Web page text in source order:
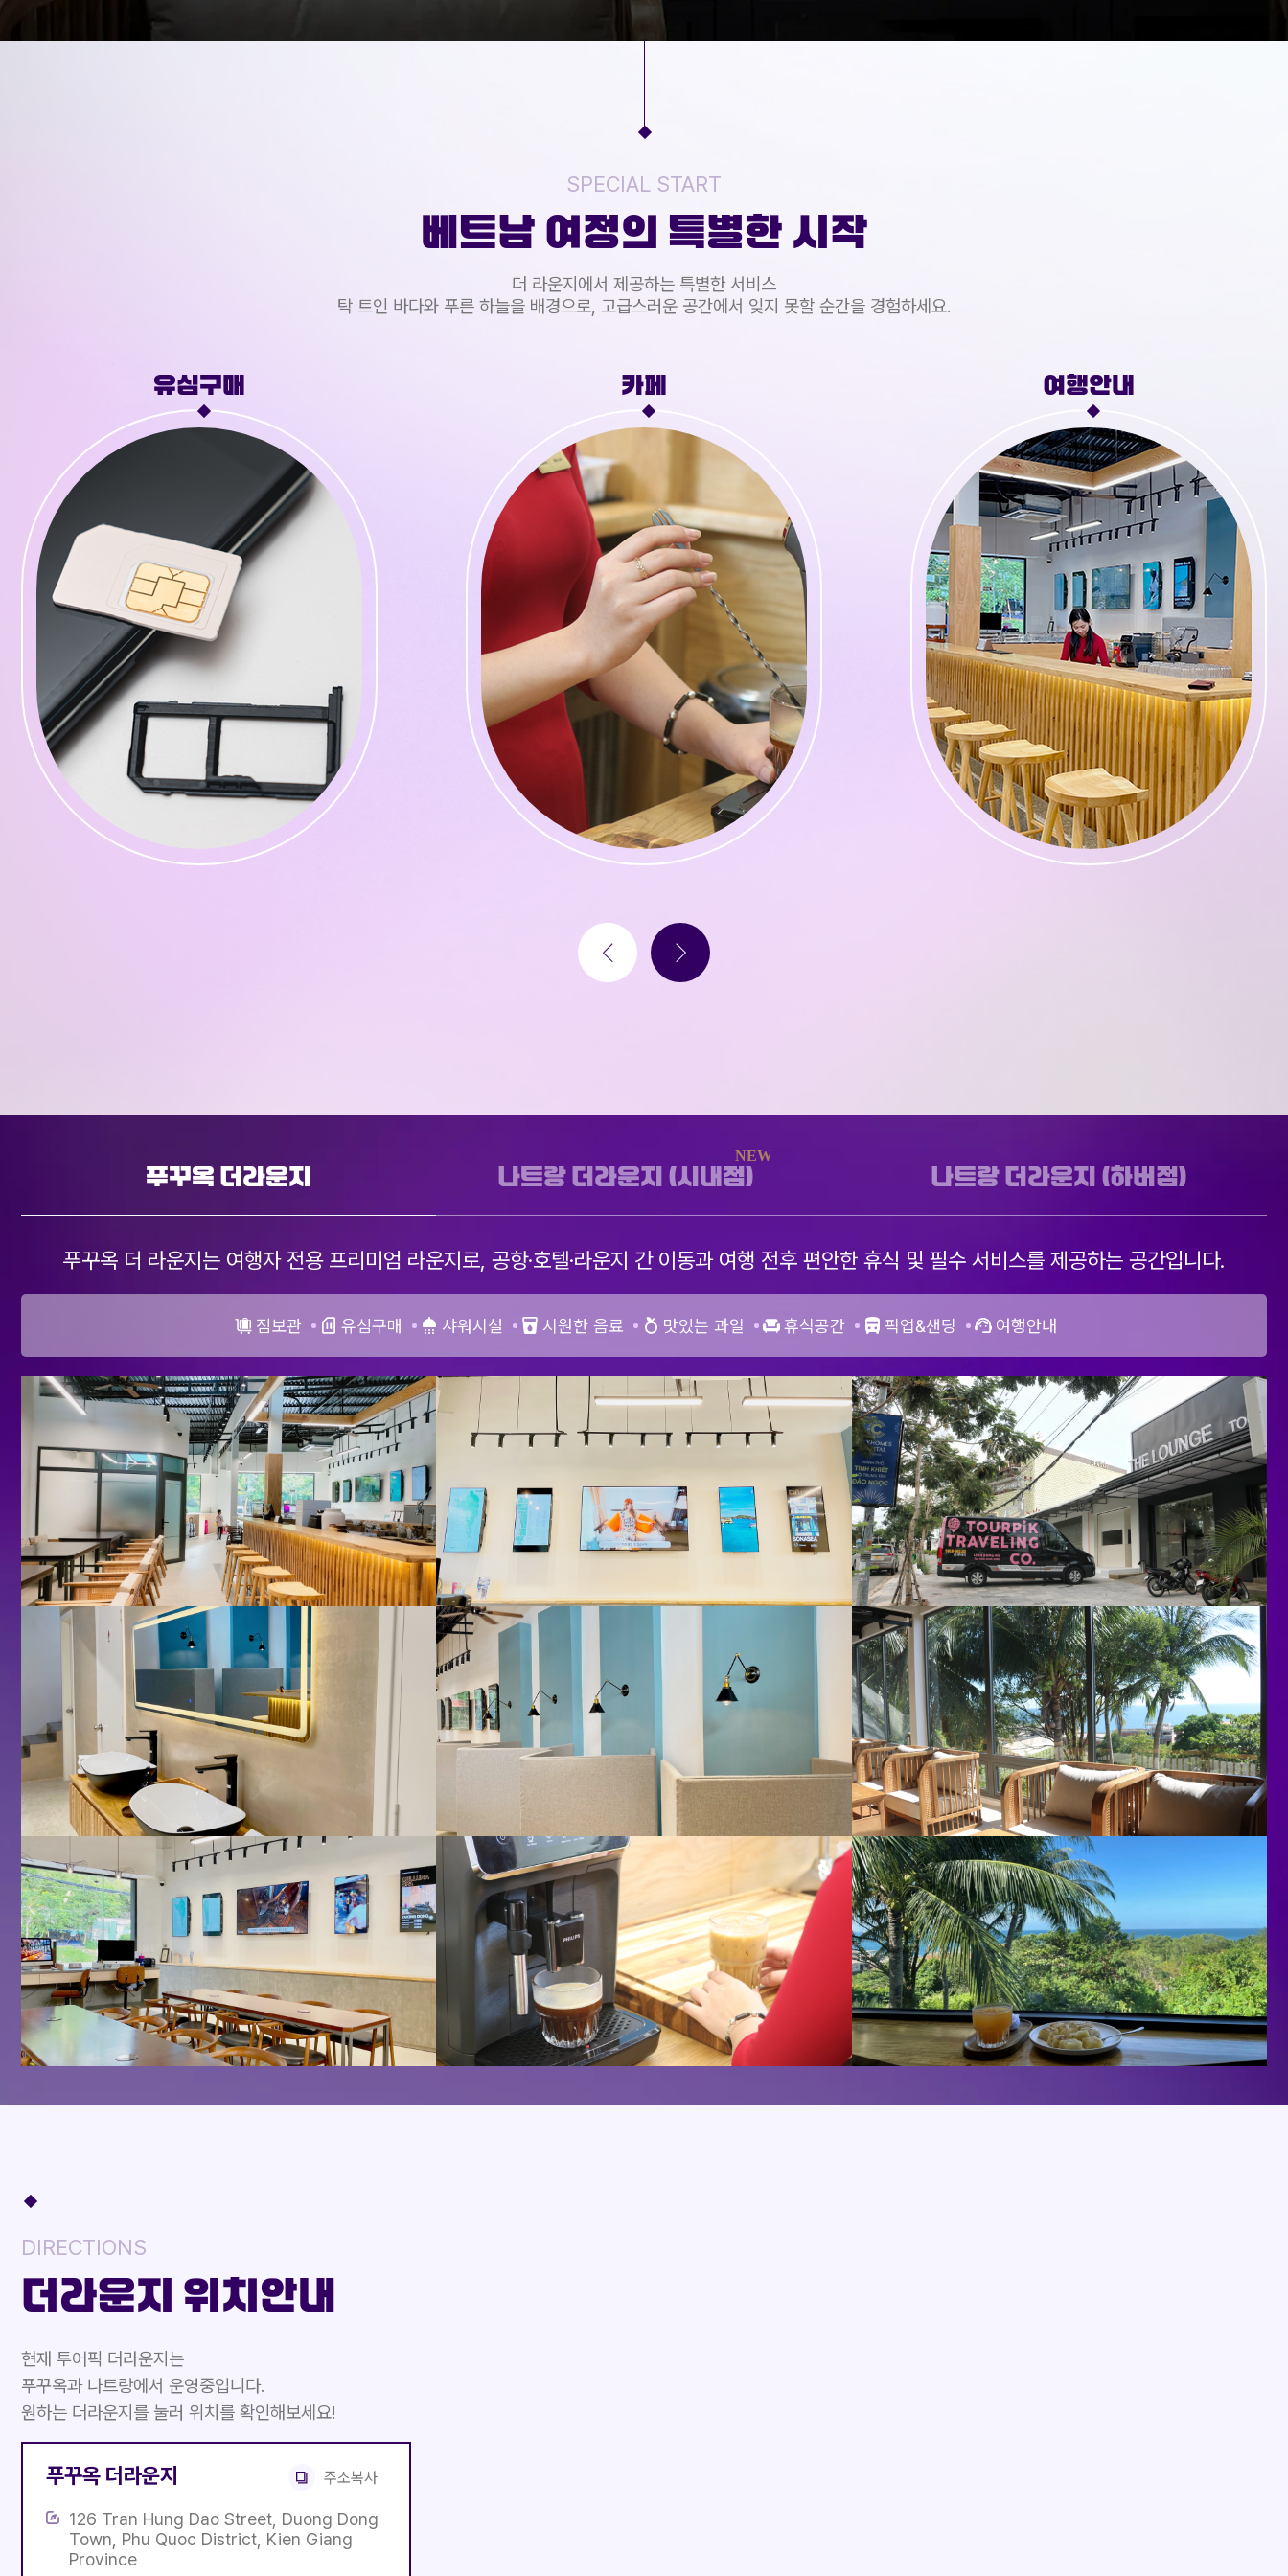
SPECIAL START
베트남 여정의 특별한 시작
더 라운지에서 제공하는 특별한 서비스
탁 트인 바다와 푸른 하늘을 배경으로, 고급스러운 공간에서 잊지 못할 순간을 경험하세요.
카페 여행안내 짐 보관 서비스
푸꾸옥 더라운지 나트랑 더라운지 (시내점) 나트랑 더라운지 (하버점)
푸꾸옥 더 라운지는 여행자 전용 프리미엄 라운지로, 공항·호텔·라운지 간 이동과 여행 전후 편안한 휴식 및 필수 서비스를 제공하는 공간입니다.
짐보관 유심구매 샤워시설 시원한 음료 맛있는 과일 휴식공간 픽업&샌딩 여행안내
DIRECTIONS
더라운지 위치안내
현재 투어픽 더라운지는
푸꾸옥과 나트랑에서 운영중입니다.
원하는 더라운지를 눌러 위치를 확인해보세요!
푸꾸옥 더라운지 주소복사
126 Tran Hung Dao Street, Duong Dong
Town, Phu Quoc District, Kien Giang
Province